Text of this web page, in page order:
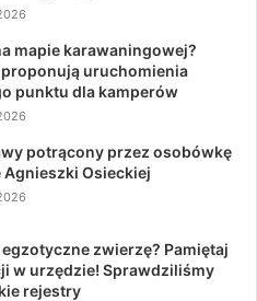
mapie karawaningowej?
uruchomienia
punktu dla kamperów
potrącony przez osobówkę
Agnieszki Osieckiej
zwierzę? Pamiętaj
w urzędzie! Sprawdziliśmy
rejestry